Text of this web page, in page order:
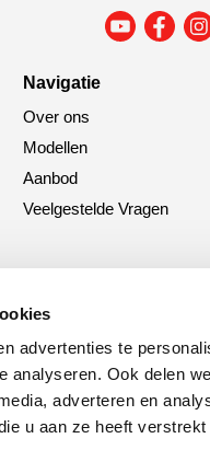
advertenties te
analyseren. Ook delen
adverteren en
u aan ze heeft
Navigatie
Over ons
Modellen
Aanbod
Veelgestelde Vragen